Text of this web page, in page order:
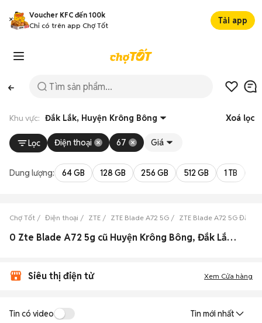
Voucher KFC đến 100k
Chỉ có trên app Chợ Tốt
Tải app
Khu vực: Đắk Lắk, Huyện Krông Bông Xoá lọc
Lọc Điện thoại 67 Giá
Dung lượng: 64 GB 128 GB 256 GB 512 GB 1 TB
Chợ Tốt Điện thoại ZTE ZTE Blade A72 5G ZTE Blade A72 5G Đắk
0 Zte Blade A72 5g cũ Huyện Krông Bông, Đắk Lắk đẹp
Siêu thị điện tử Xem Cửa hàng
Tin có video Tin mới nhất